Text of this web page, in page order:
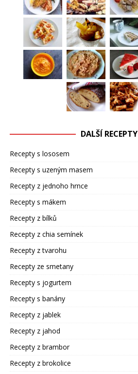
DALŠÍ RECEPTY
Recepty s lososem
Recepty s uzeným masem
Recepty z jednoho hrnce
Recepty s mákem
Recepty z bílků
Recepty z chia semínek
Recepty z tvarohu
Recepty ze smetany
Recepty s jogurtem
Recepty s banány
Recepty z jablek
Recepty z jahod
Recepty z brambor
Recepty z brokolice